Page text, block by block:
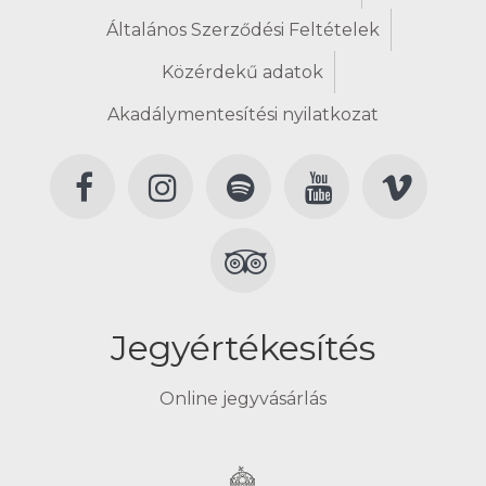
Általános Szerződési Feltételek
Közérdekű adatok
Akadálymentesítési nyilatkozat
Jegyértékesítés
Online jegyvásárlás